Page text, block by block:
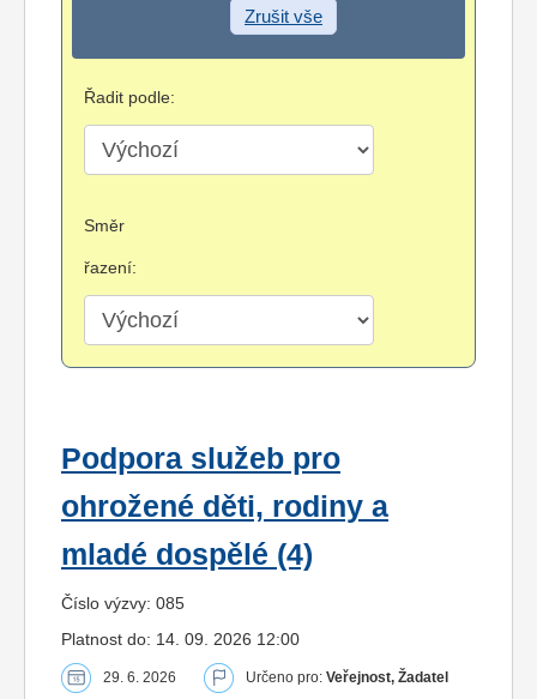
Zrušit vše
Řadit podle:
Směr
řazení:
Podpora služeb pro
ohrožené děti, rodiny a
mladé dospělé (4)
Číslo výzvy: 085
Platnost do: 14. 09. 2026 12:00
29. 6. 2026 Určeno pro: Veřejnost, Žadatel